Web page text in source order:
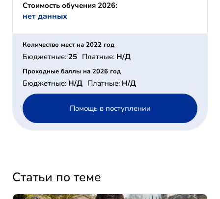
Стоимость обучения 2026:
нет данных
Количество мест на 2022 год
Бюджетные: 25 Платные: Н/Д
Проходные баллы на 2026 год
Бюджетные: Н/Д Платные: Н/Д
Помощь в поступлении
Статьи по теме